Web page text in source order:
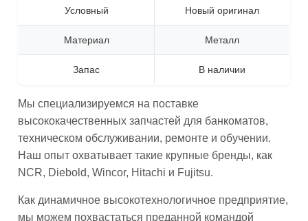
Условный Новый оригинал
Материал Металл
Запас В наличии
Мы специализируемся на поставке
высококачественных запчастей для банкоматов,
техническом обслуживании, ремонте и обучении.
Наш опыт охватывает такие крупные бренды, как
NCR, Diebold, Wincor, Hitachi и Fujitsu.
Как динамичное высокотехнологичное предприятие,
мы можем похвастаться преданной командой